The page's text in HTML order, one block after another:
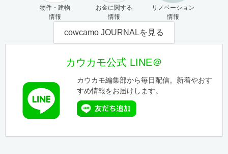
物件・建物
情報
お金に関する
情報
リノベーション
情報
cowcamo JOURNALを見る
カウカモ公式 LINE＠
カウカモ編集部から毎日配信。新着やおす
すめ情報をお届けします。